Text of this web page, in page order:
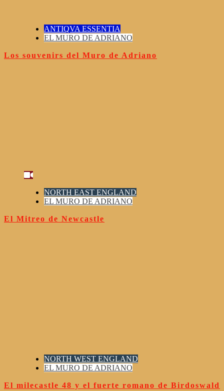
ANTIQVA ESSENTIA
EL MURO DE ADRIANO
Los souvenirs del Muro de Adriano
NORTH EAST ENGLAND
EL MURO DE ADRIANO
El Mitreo de Newcastle
NORTH WEST ENGLAND
EL MURO DE ADRIANO
El milecastle 48 y el fuerte romano de Birdoswald